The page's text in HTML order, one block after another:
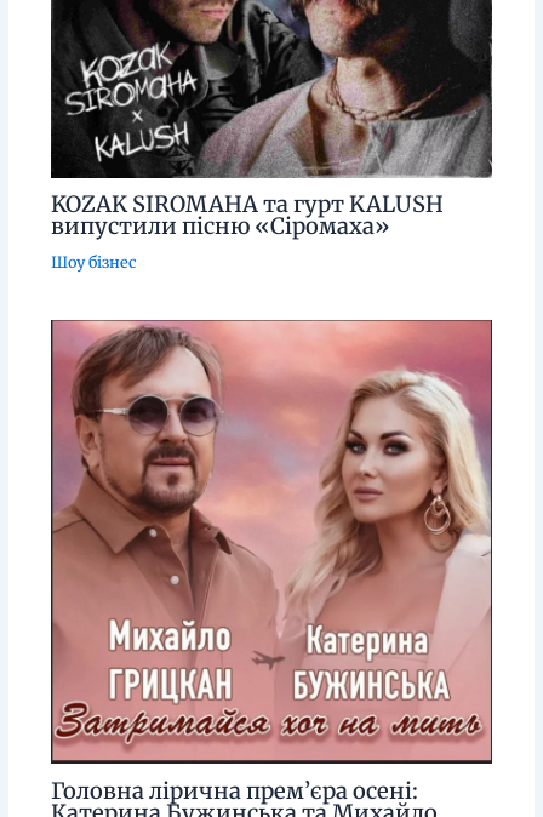
KOZAK SIROMAHA та гурт KALUSH
випустили пісню «Сіромаха»
Шоу бізнес
Головна лірична прем’єра осені: